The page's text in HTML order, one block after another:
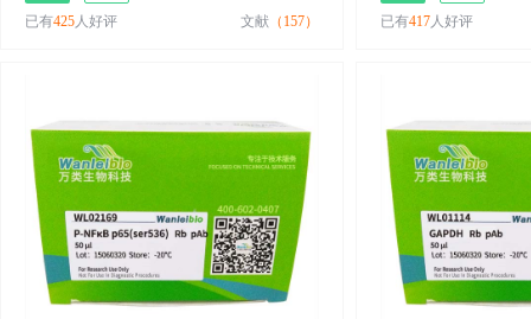
已有425人好评 文献 （157）
已有417人好评